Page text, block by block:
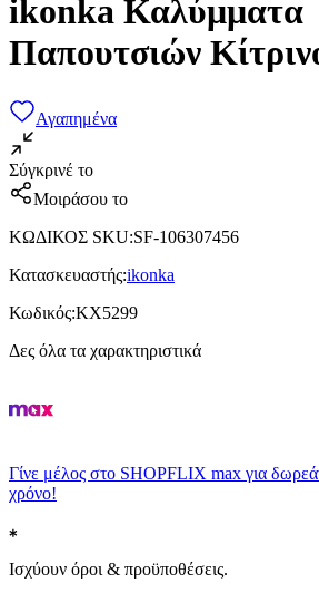
ikonka Καλύμματα
Παπουτσιών
Αγαπημένα
Σύγκρινέ το
Μοιράσου το
ΚΩΔΙΚΟΣ SKU:SF-106307456
Κατασκευαστής:ikonka
Κωδικός:KX5299
Δες όλα τα χαρακτηριστικά
Γίνε μέλος στο SHOPFLIX max για
χρόνο!
Ισχύουν όροι & προϋποθέσεις.